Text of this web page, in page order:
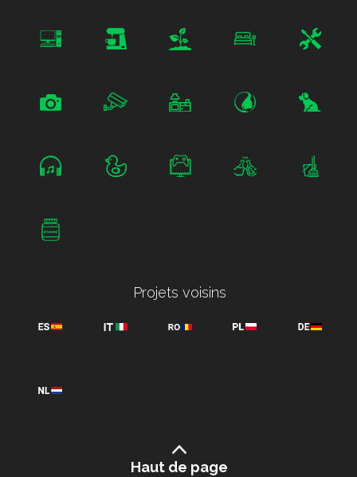
Projets voisins
Haut de page